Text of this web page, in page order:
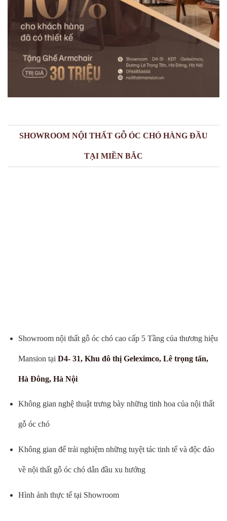
SHOWROOM NỘI THẤT GỖ ÓC CHÓ HÀNG ĐẦU
TẠI MIỀN BẮC
Showroom nội thất gỗ óc chó cao cấp 5 Tầng của thương hiệu
Mansion tại D4- 31, Khu đô thị Geleximco, Lê trọng tấn,
Hà Đông, Hà Nội
Không gian nghệ thuật trưng bày những tinh hoa của nội thất
gỗ óc chó
Không gian để trải nghiệm những tuyệt tác tinh tế và độc đáo
về nội thất gỗ óc chó dẫn đầu xu hướng
Hình ảnh thực tế tại Showroom